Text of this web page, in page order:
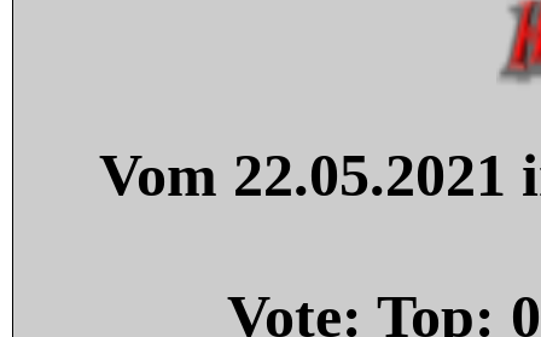
Vom
Vote: Top: 0